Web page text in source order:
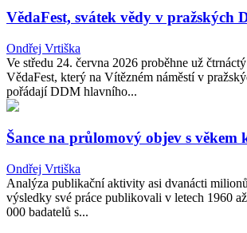
VědaFest, svátek vědy v pražských
Ondřej Vrtiška
Ve středu 24. června 2026 proběhne už
VědaFest, který na Vítězném náměstí v
pořádají DDM hlavního...
Šance na průlomový objev s věkem
Ondřej Vrtiška
Analýza publikační aktivity asi dvanácti
výsledky své práce publikovali v letech 1960
000 badatelů s...